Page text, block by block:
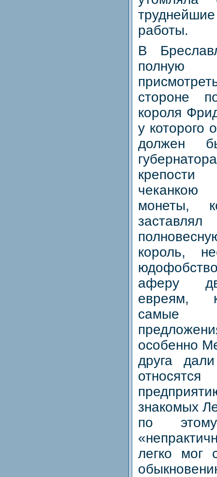
работы.
В
полную
стороне
короля
у которого
должен
монеты,
король,
аферу
евреям,
самые
особенно
друга
знакомых
по
легко мог